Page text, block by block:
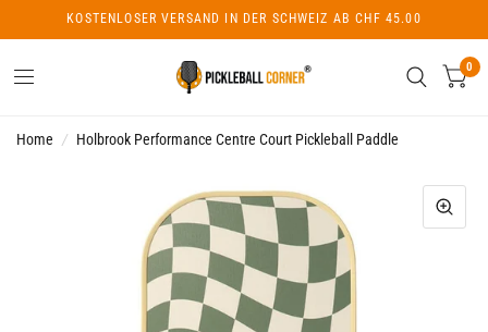
KOSTENLOSER VERSAND IN DER SCHWEIZ AB CHF 45.00
0
Home / Holbrook Performance Centre Court Pickleball Paddle